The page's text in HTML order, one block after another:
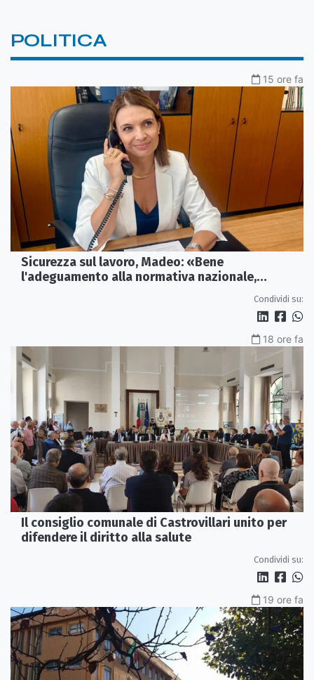
POLITICA
15 ore fa
Sicurezza sul lavoro, Madeo: «Bene
l'adeguamento alla normativa nazionale,
Condividi su:
18 ore fa
Il consiglio comunale di Castrovillari unito per
difendere il diritto alla salute
Condividi su:
19 ore fa